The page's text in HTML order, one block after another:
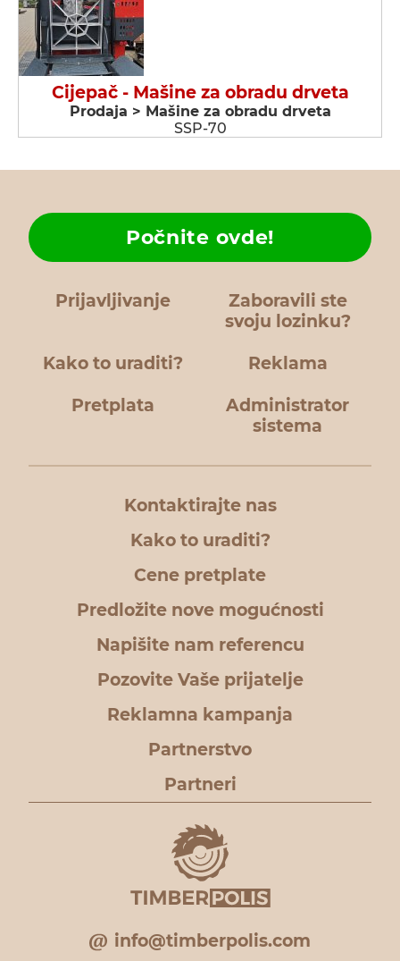
Cijepač - Мašine za obradu drveta
Prodaja > Мašine za obradu drveta
SSP-70
Prijavljivanje
Zaboravili ste
svoju lozinku?
Kako to uraditi?
Počnite ovde!
Reklama
Pretplata
Administrator
sistema
Kontaktirajte nas
Kako to uraditi?
Cene pretplate
Predložite nove mogućnosti
Napišite nam referencu
Pozovite Vaše prijatelje
Reklamna kampanja
Partnerstvo
Partneri
info@timberpolis.com